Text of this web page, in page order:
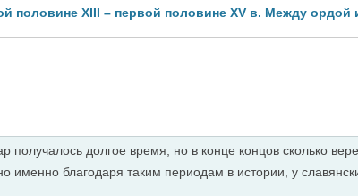
половине XIII – первой половине XV в. Между ордой
получалось долгое время, но в конце концов сколько
благодаря таким периодам в истории, у